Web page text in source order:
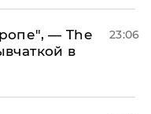
— The
в
23:06